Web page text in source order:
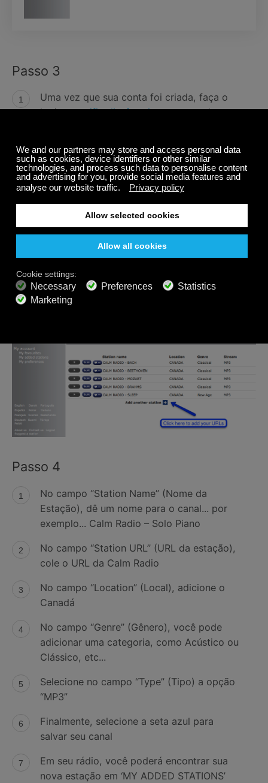
Passo 3
Uma vez que sua conta foi criada, faça o
login emwifiradio-frontier.comusando seu
Em seguida, selecione o menu “My Added
Stations” (Minhas estações adicionadas) no
menu “My Account” (Minha conta).
Selecione “Add Another Station” (Adicionar
outra estação)
Passo 4
No campo “Station Name” (Nome da
Estação), dê um nome para o canal... por
exemplo... Calm Radio – Solo Piano
No campo “Station URL” (URL da estação),
cole o URL da Calm Radio
No campo “Location” (Local), adicione o
Canadá
No campo “Genre” (Gênero), você pode
adicionar uma categoria, como Acústico ou
Clássico, etc...
Selecione no campo “Type” (Tipo) a opção
“MP3”
Finalmente, selecione a seta azul para
salvar seu canal
Em seu rádio, você poderá encontrar sua
nova estação em ‘MY ADDED STATIONS’